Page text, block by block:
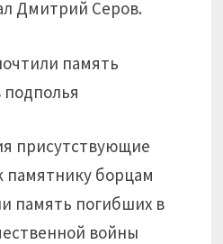
Дмитрий Серов.
присутствующие
памятнику борцам
память погибших в
войны